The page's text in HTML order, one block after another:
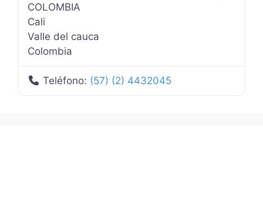
COLOMBIA
Cali
Valle del cauca
Colombia
Teléfono: (57) (2) 4432045